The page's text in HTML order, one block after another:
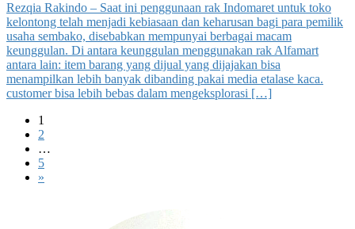
Rezqia Rakindo – Saat ini penggunaan rak Indomaret untuk toko
kelontong telah menjadi kebiasaan dan keharusan bagi para pemilik
usaha sembako, disebabkan mempunyai berbagai macam
keunggulan. Di antara keunggulan menggunakan rak Alfamart
antara lain: item barang yang dijual yang dijajakan bisa
menampilkan lebih banyak dibanding pakai media etalase kaca.
customer bisa lebih bebas dalam mengeksplorasi […]
Paginasi
pos
Page
1
Page
2
…
Page
5
»